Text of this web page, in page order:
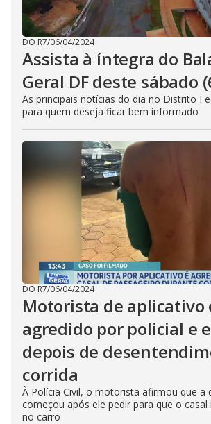
DO R7/06/04/2024
Assista à íntegra do
Geral DF deste sábado
As principais notícias do dia no Distrito
para quem deseja ficar bem informado
DO R7/06/04/2024
Motorista de aplicativo
agredido por policial e
depois de
corrida
À Polícia Civil, o motorista afirmou que a
começou após ele pedir para que o
no carro